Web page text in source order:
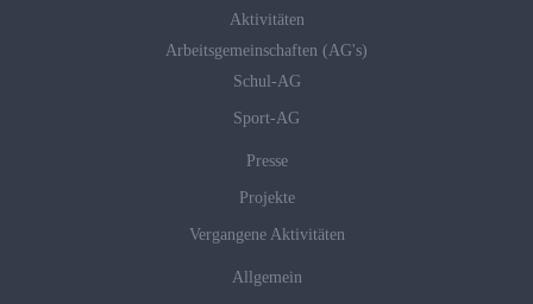
Aktivitäten
Arbeitsgemeinschaften (AG's)
Schul-AG
Sport-AG
Presse
Projekte
Vergangene Aktivitäten
Allgemein